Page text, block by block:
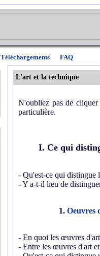
Téléchargements FAQ
L'art et la technique
N'oubliez pas de
particulière.
I. Ce qui
- Qu'est-ce qui distingue
- Y a-t-il lieu de
1. Oeuvres
- En quoi les œuvres
- Entre les œuvres d'art